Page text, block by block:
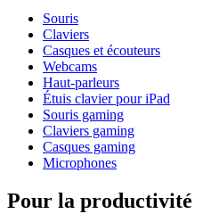
Souris
Claviers
Casques et écouteurs
Webcams
Haut-parleurs
Étuis clavier pour iPad
Souris gaming
Claviers gaming
Casques gaming
Microphones
Pour la productivité